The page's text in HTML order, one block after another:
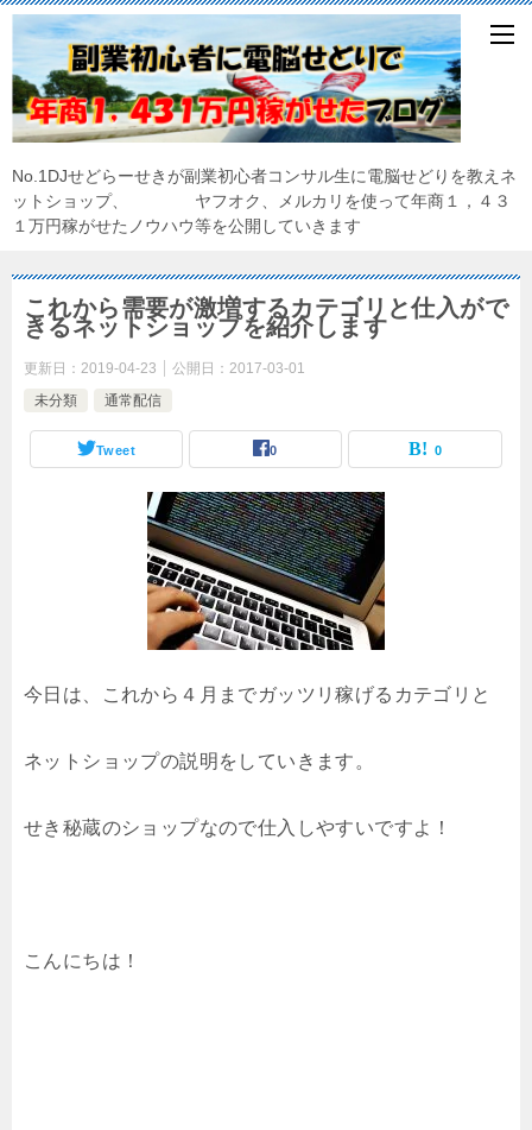
No.1DJせどらーせきが副業初心者コンサル生に電脳せどりを教えネ
ットショップ、 ヤフオク、メルカリを使って年商１，４３
１万円稼がせたノウハウ等を公開していきます
これから需要が激増するカテゴリと仕入がで
きるネットショップを紹介します
更新日： 2019-04-23 公開日： 2017-03-01
未分類
通常配信
Tweet 0 0
今日は、これから４月までガッツリ稼げるカテゴリと
ネットショップの説明をしていきます。
せき秘蔵のショップなので仕入しやすいですよ！
こんにちは！